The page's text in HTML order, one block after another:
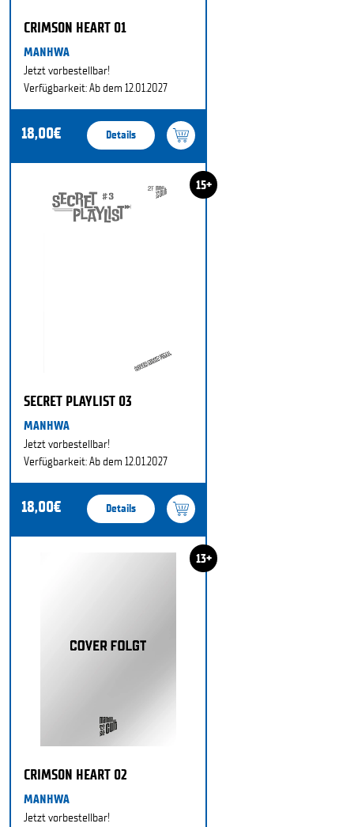
CRIMSON HEART 01
MANHWA
Jetzt vorbestellbar!
Verfügbarkeit: Ab dem 12.01.2027
18,00€ Details
15+
SECRET PLAYLIST 03
MANHWA
Jetzt vorbestellbar!
Verfügbarkeit: Ab dem 12.01.2027
18,00€ Details
13+
CRIMSON HEART 02
MANHWA
Jetzt vorbestellbar!